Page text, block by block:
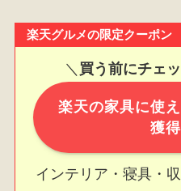
楽天グルメの限定クーポン
＼ 買う前にチェ
楽天の家具に使
獲
インテリア・寝具・